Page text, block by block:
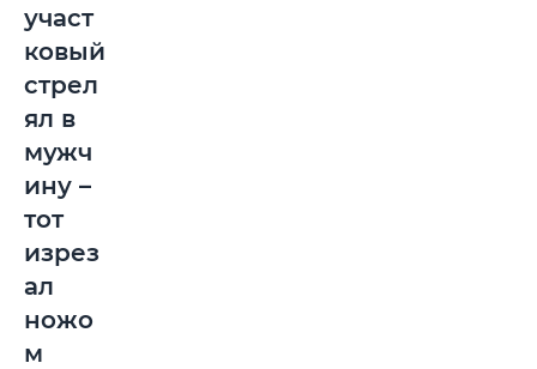
участ
ковый
стрел
ял в
мужч
ину –
тот
изрез
ал
ножо
м